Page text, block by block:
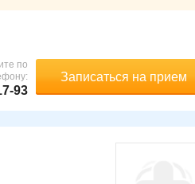
Записаться на прием
по
93